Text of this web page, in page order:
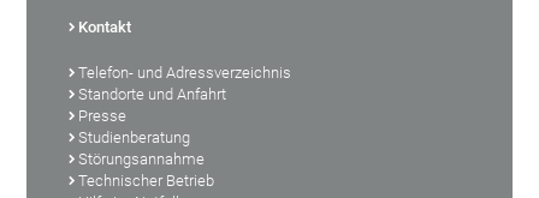
Kontakt
Telefon- und Adressverzeichnis
Standorte und Anfahrt
Presse
Studienberatung
Störungsannahme
Technischer Betrieb